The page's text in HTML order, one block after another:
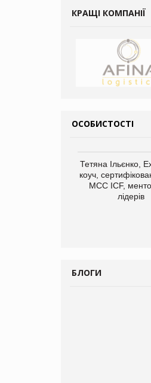
КРАЩІ КОМПАНІЇ
ОСОБИСТОСТІ
Тетяна Ільєнко,
коуч,
МСС ICF,
лідерів
БЛОГИ